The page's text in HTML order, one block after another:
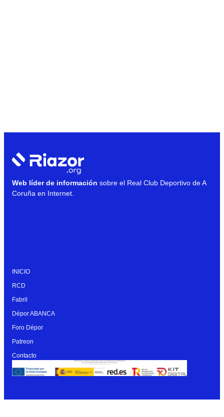
Web líder de información sobre el Real Club Deportivo de A
Coruña en Internet.
INICIO
RCD
Fabril
Dépor ABANCA
Foro Dépor
Patreon
Contacto